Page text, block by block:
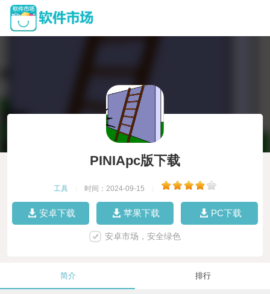
PINIApc版下载
工具 时间：2024-09-15
安卓下载 苹果下载 PC下载
安卓市场，安全绿色
简介 排行